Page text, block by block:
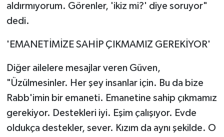
aldırmıyorum. Görenler, 'ikiz mi?' diye soruyor"
dedi.
'EMANETİMİZE SAHİP ÇIKMAMIZ GEREKİYOR'
Diğer ailelere mesajlar veren Güven,
"Üzülmesinler. Her şey insanlar için. Bu da bize
Rabb'imin bir emaneti. Emanetine sahip çıkmamız
gerekiyor. Destekleri iyi. Eşim çalışıyor. Evde
oldukça destekler, sever. Kızım da aynı şekilde. O